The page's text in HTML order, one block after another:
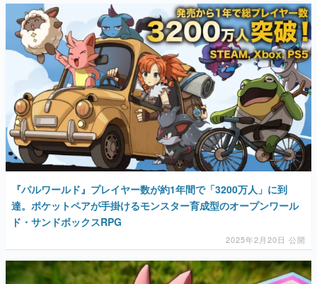
『パルワールド』プレイヤー数が約1年間で「3200万人」に到
達。ポケットペアが手掛けるモンスター育成型のオープンワール
ド・サンドボックスRPG
2025年2月20日 公開